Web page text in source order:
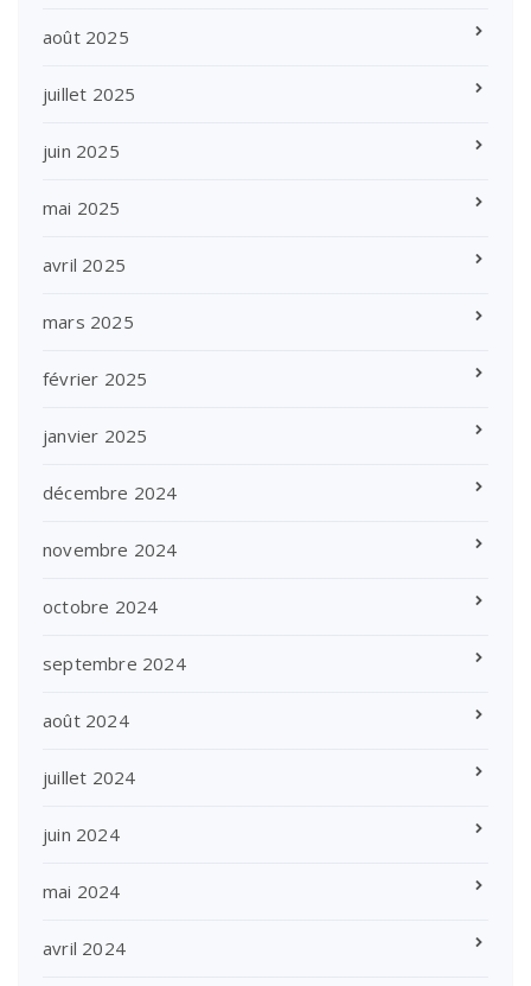
août 2025
juillet 2025
juin 2025
mai 2025
avril 2025
mars 2025
février 2025
janvier 2025
décembre 2024
novembre 2024
octobre 2024
septembre 2024
août 2024
juillet 2024
juin 2024
mai 2024
avril 2024